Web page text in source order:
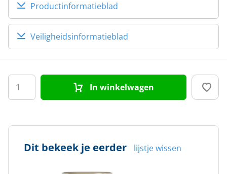
Productinformatieblad
Veiligheidsinformatieblad
In winkelwagen
Dit bekeek je eerder lijstje wissen